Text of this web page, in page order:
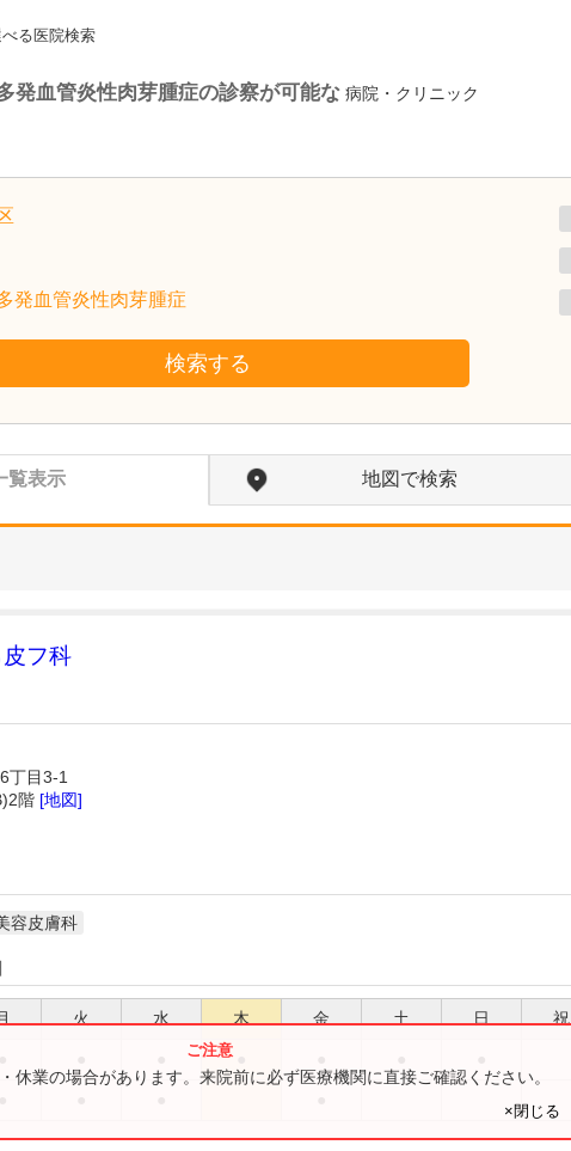
べる医院検索
発血管炎性肉芽腫症の診察が可能な 病院・クリニック
発血管炎性肉芽腫症
検索する
覧表示 地図で検索
フ科
丁目3-1
階 [地図]
容皮膚科
火 水 木 金 土 日 祝
休業の場合があります。来院前に必ず医療機関に直接ご確認ください。
×閉じる
神奈川県相模原市緑区
橋本タワー耳鼻咽喉科
竹田 昌彦院長